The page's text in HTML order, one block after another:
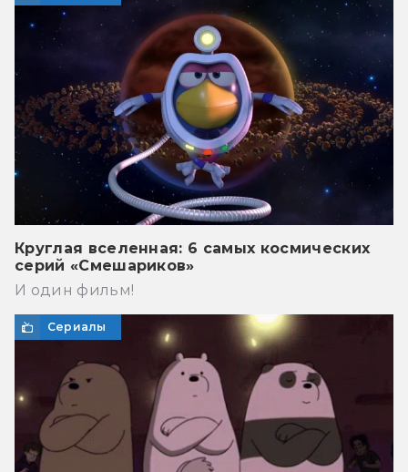
Круглая вселенная: 6 самых космических
серий «Смешариков»
И один фильм!
Сериалы